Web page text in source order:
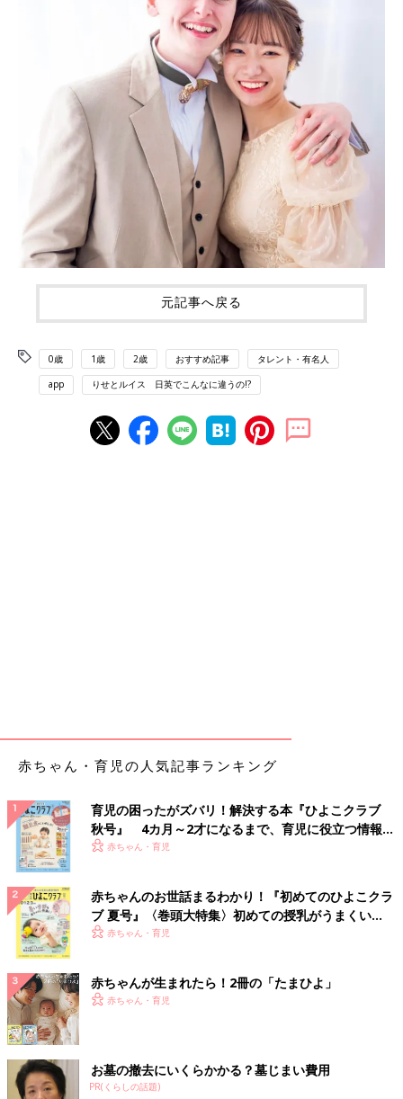
元記事へ戻る
0歳 1歳 2歳 おすすめ記事 タレント・有名人
app りせとルイス 日英でこんなに違うの!?
赤ちゃん・育児の人気記事ランキング
育児の困ったがズバリ！解決する本『ひよこクラブ
秋号』 4カ月～2才になるまで、育児に役立つ情報が
いっぱい！
赤ちゃん・育児
赤ちゃんのお世話まるわかり！『初めてのひよこクラ
ブ 夏号』〈巻頭大特集〉初めての授乳がうまくい
く！ おっぱい・ミルクの基本と夏のトラブル 解決テ
赤ちゃん・育児
赤ちゃんが生まれたら！2冊の「たまひよ」
赤ちゃん・育児
お墓の撤去にいくらかかる？墓じまい費用
PR(くらしの話題)